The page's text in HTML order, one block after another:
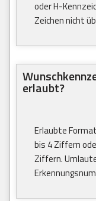
oder H-
Zeichen nicht
erlaubt?
Erlaubte
bis 4 Ziffern
Ziffern.